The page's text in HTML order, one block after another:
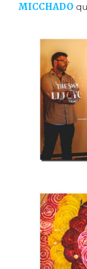
MICCHADO